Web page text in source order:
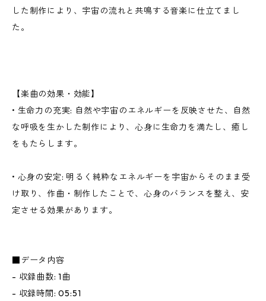
した制作により、宇宙の流れと共鳴する音楽に仕立てまし
た。
【楽曲の効果・効能】
• 生命力の充実: 自然や宇宙のエネルギーを反映させた、自然
な呼吸を生かした制作により、心身に生命力を満たし、癒し
をもたらします。
• 心身の安定: 明るく純粋なエネルギーを宇宙からそのまま受
け取り、作曲・制作したことで、心身のバランスを整え、安
定させる効果があります。
■データ内容
- 収録曲数: 1曲
- 収録時間: 05:51